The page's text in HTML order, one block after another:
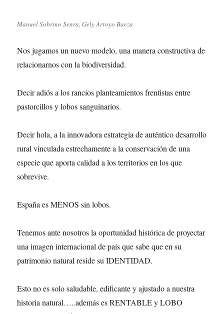
Manuel Sobrino Senra, Gely Arroyo Baeza
Nos jugamos un nuevo modelo, una manera constructiva de
relacionarnos con la biodiversidad.
Decir adiós a los rancios planteamientos frentistas entre
pastorcillos y lobos sanguinarios.
Decir hola, a la innovadora estrategia de auténtico desarrollo
rural vinculada estrechamente a la conservación de una
especie que aporta calidad a los territorios en los que
sobrevive.
España es MENOS sin lobos.
Tenemos ante nosotros la oportunidad histórica de proyectar
una imagen internacional de país que sabe que en su
patrimonio natural reside su IDENTIDAD.
Esto no es solo saludable, edificante y ajustado a nuestra
historia natural…..además es RENTABLE y LOBO